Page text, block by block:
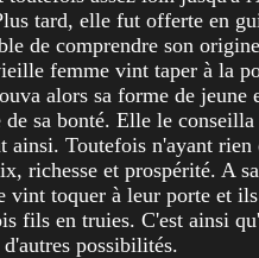
tard, elle fut offerte en
de comprendre son
femme vint taper à la
alors sa forme de jeune
sa bonté. Elle le
ainsi. Toutefois n'ayant rien
richesse et prospérité. A
vint toquer à leur porte et
fils en truies. C'est ainsi
possibilités.